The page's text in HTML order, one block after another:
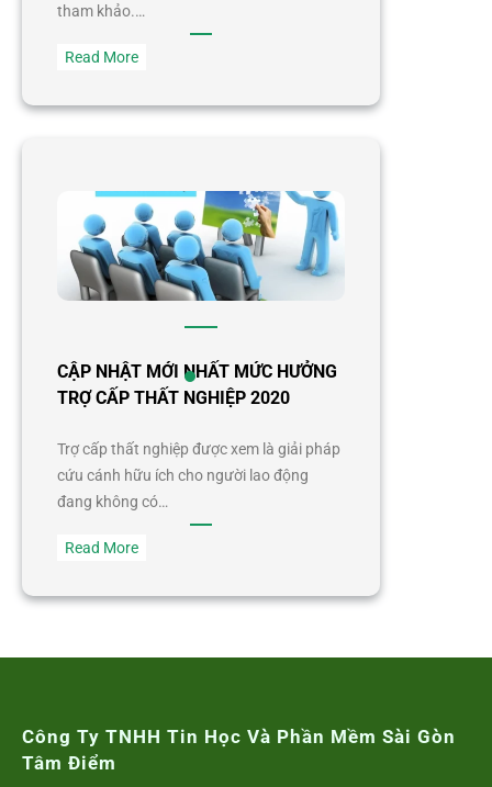
tham khảo.…
Read More:
hiểm
2019
–
Thông
tin
chi
CẬP NHẬT MỚI NHẤT MỨC HƯỞNG
TRỢ CẤP THẤT NGHIỆP 2020
Trợ cấp thất nghiệp được xem là giải pháp
cứu cánh hữu ích cho người lao động
đang không có…
Read More:
NHẬT
TRỢ
Công Ty TNHH Tin Học Và Phần Mềm Sài Gòn
Tâm Điểm